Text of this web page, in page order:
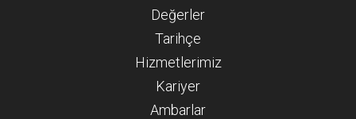
Değerler
Tarihçe
Hizmetlerimiz
Kariyer
Ambarlar